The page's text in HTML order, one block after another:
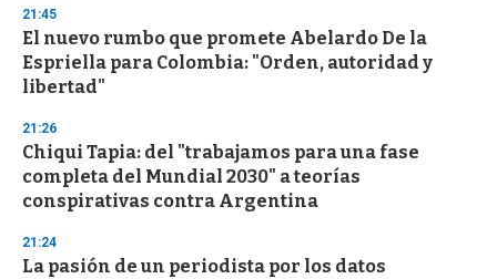
d
s
21:45
El nuevo rumbo que promete Abelardo De la
Espriella para Colombia: "Orden, autoridad y
libertad"
21:26
Chiqui Tapia: del "trabajamos para una fase
completa del Mundial 2030" a teorías
conspirativas contra Argentina
21:24
La pasión de un periodista por los datos